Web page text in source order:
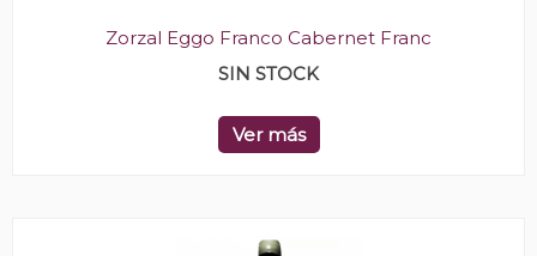
Zorzal Eggo Franco Cabernet Franc
SIN STOCK
Ver más